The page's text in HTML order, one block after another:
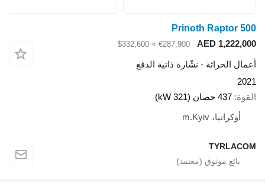
Prinoth Raptor 500
AED 1,222,000
€287,900
≈ $332,600
أعمال الحراثة - نشّارة ذاتية الدفع
2021
القوة 437 حصان (321 kW)
أوكرانيا، m.Kyiv
TYRLACOM